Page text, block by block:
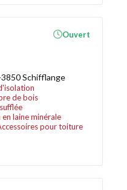
Schifflange
de bois
laine minérale
pour toiture
Ouvert